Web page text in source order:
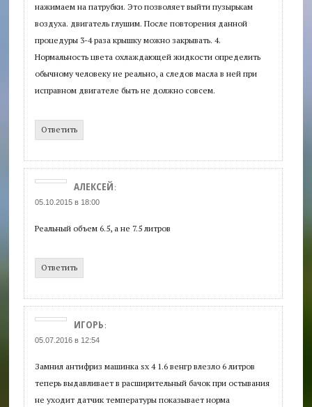
нажимаем на патрубки. Это позволяет выйти пузырькам
воздуха. двигатель глушим. После повторения данной
процедуры 3-4 раза крышку можно закрывать. 4.
Нормальность цвета охлаждающей жидкости определить
обычному человеку не реально, а следов масла в ней при
исправном двигателе быть не должно совсем.
Ответить
АЛЕКСЕЙ :
05.10.2015 в 18:00
Реальный объем 6.5, а не 7.5 литров
Ответить
ИГОРЬ :
05.07.2016 в 12:54
Замнил антифриз машинка sx 4 1.6 венгр влезло 6 литров
теперь выдавливает в расширительный бачок при остывания
не уходит датчик температуры показывает норма